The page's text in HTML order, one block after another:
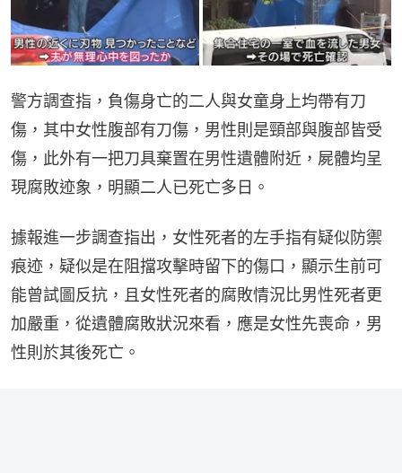
警方調查指，負傷身亡的二人與女童身上均帶有刀
傷，其中女性腹部有刀傷，男性則是頸部與腹部皆受
傷，此外有一把刀具棄置在男性遺體附近，屍體均呈
現腐敗迹象，明顯二人已死亡多日。
據報進一步調查指出，女性死者的左手指有疑似防禦
痕迹，疑似是在阻擋攻擊時留下的傷口，顯示生前可
能曾試圖反抗，且女性死者的腐敗情況比男性死者更
加嚴重，從遺體腐敗狀況來看，應是女性先喪命，男
性則於其後死亡。